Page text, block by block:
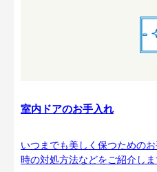
室内ドアのお手入れ
いつまでも美しく保つための
時の対処方法などをご紹介しま